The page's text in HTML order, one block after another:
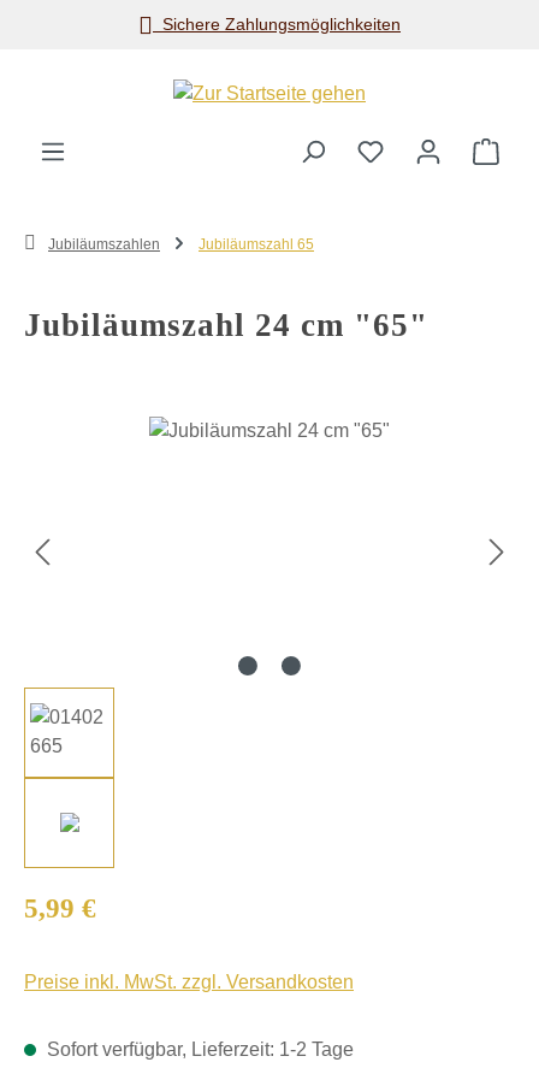
Zum Hauptinhalt springenSichere Zahlungsmöglichkeiten
Jubiläumszahlen Jubiläumszahl 65
Jubiläumszahl 24 cm "65"
Bildergalerie überspringen
Regulärer Preis:
5,99 €
Preise inkl. MwSt. zzgl. Versandkosten
Sofort verfügbar, Lieferzeit: 1-2 Tage